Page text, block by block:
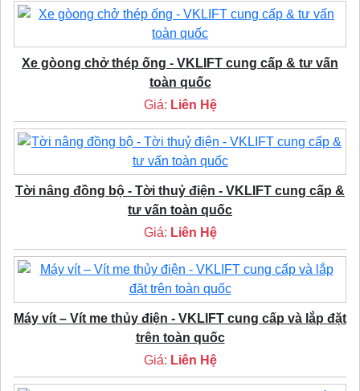
Xe gòong chở thép ống - VKLIFT cung cấp & tư vấn
toàn quốc
Giá: Liên Hệ
Tời nâng đồng bộ - Tời thuỷ điện - VKLIFT cung cấp &
tư vấn toàn quốc
Giá: Liên Hệ
Máy vít – Vít me thủy điện - VKLIFT cung cấp và lắp đặt
trên toàn quốc
Giá: Liên Hệ